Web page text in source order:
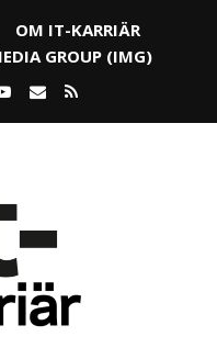
OM IT-KARRIÄR
GROUP (IMG)